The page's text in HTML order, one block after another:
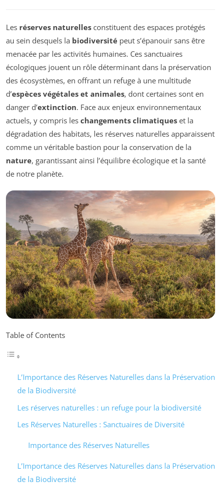
Les réserves naturelles constituent des espaces protégés
au sein desquels la biodiversité peut s’épanouir sans être
menacée par les activités humaines. Ces sanctuaires
écologiques jouent un rôle déterminant dans la préservation
des écosystèmes, en offrant un refuge à une multitude
d’espèces végétales et animales, dont certaines sont en
danger d’extinction. Face aux enjeux environnementaux
actuels, y compris les changements climatiques et la
dégradation des habitats, les réserves naturelles apparaissent
comme un véritable bastion pour la conservation de la
nature, garantissant ainsi l’équilibre écologique et la santé
de notre planète.
Table of Contents
L’Importance des Réserves Naturelles dans la Préservation
de la Biodiversité
Les réserves naturelles : un refuge pour la biodiversité
Les Réserves Naturelles : Sanctuaires de Diversité
Importance des Réserves Naturelles
L’Importance des Réserves Naturelles dans la Préservation
de la Biodiversité